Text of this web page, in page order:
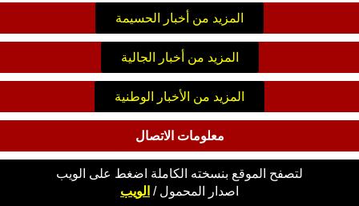
المزيد من أخبار الحسيمة
المزيد من أخبار الجالية
المزيد من الأخبار الوطنية
معلومات الاتصال
لتصفح الموقع بنسخته الكاملة اضغط على الويب
اصدار
المحمول / الويب